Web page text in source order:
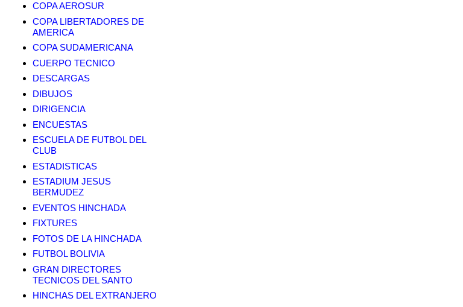
COPA AEROSUR
COPA LIBERTADORES DE
AMERICA
COPA SUDAMERICANA
CUERPO TECNICO
DESCARGAS
DIBUJOS
DIRIGENCIA
ENCUESTAS
ESCUELA DE FUTBOL DEL
CLUB
ESTADISTICAS
ESTADIUM JESUS
BERMUDEZ
EVENTOS HINCHADA
FIXTURES
FOTOS DE LA HINCHADA
FUTBOL BOLIVIA
GRAN DIRECTORES
TECNICOS DEL SANTO
HINCHAS DEL EXTRANJERO